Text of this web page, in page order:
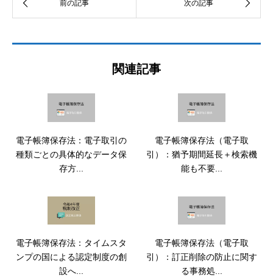
関連記事
電子帳簿保存法：電子取引の
種類ごとの具体的なデータ保
存方...
電子帳簿保存法（電子取
引）：猶予期間延長＋検索機
能も不要...
電子帳簿保存法：タイムスタ
ンプの国による認定制度の創
設へ...
電子帳簿保存法（電子取
引）：訂正削除の防止に関す
る事務処...